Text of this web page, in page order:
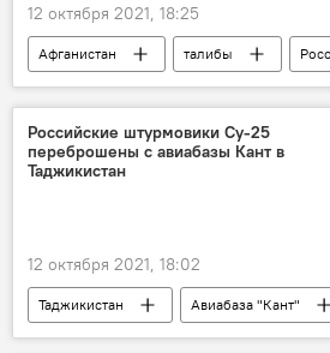
12 октября 2021, 18:25
Афганистан талибы
Совет Федерации РФ
Валентина
Российские штурмовики Су-25
переброшены с авиабазы Кант в
Таджикистан
12 октября 2021, 18:02
Таджикистан
Авиабаза "Кант"
Армия и вооружение